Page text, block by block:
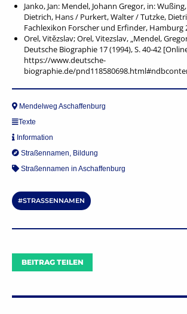
Janko, Jan: Mendel, Johann Gregor, in:
Dietrich, Hans / Purkert, Walter / Tutzke,
Fachlexikon Forscher und Erfinder, Hamburg
Orel, Vitězslav; Orel, Vitezslav, „Mendel,
Deutsche Biographie 17 (1994), S. 40-42
https://www.deutsche-
biographie.de/
Mendelweg Aschaffenburg
Texte
Information
Straßennamen, Bildung
Straßennamen in Aschaffenburg
STRASSENNAMEN
BEITRAG TEILEN